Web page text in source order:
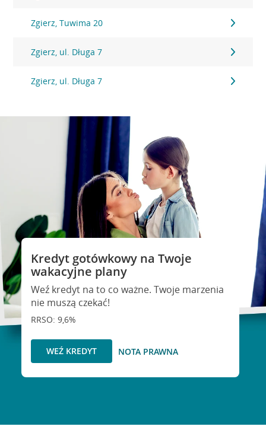
Zgierz, Tuwima 20
Zgierz, ul. Długa 7
Zgierz, ul. Długa 7
Kredyt gotówkowy na Twoje
wakacyjne plany
Weź kredyt na to co ważne. Twoje marzenia
nie muszą czekać!
RRSO: 9,6%
WEŹ KREDYT NOTA PRAWNA